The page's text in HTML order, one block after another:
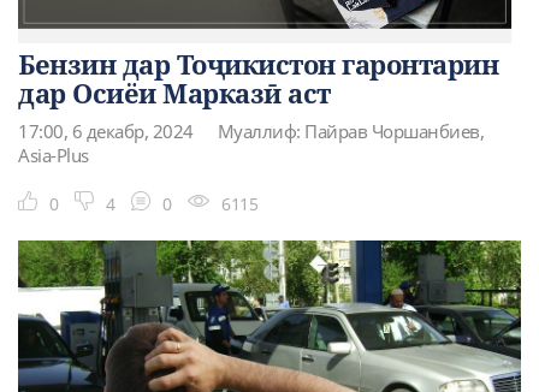
Бензин дар Тоҷикистон гаронтарин
дар Осиёи Марказӣ аст
17:00, 6 декабр, 2024
Муаллиф: Пайрав Чоршанбиев,
Asia-Plus
0 4 0 6115